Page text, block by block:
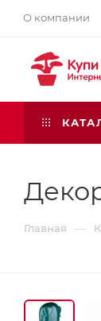
О компании
Главная —